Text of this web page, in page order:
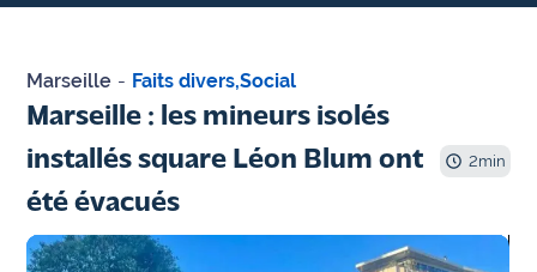
Martigues
de Berre
Marseille
- Aix
Marseille - Faits divers,Social
Marseille : les mineurs isolés
installés square Léon Blum ont
été évacués
2min